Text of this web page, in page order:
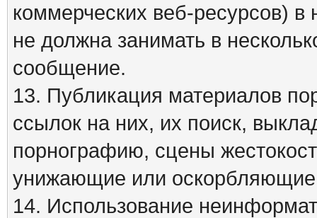
коммерческих веб-ресурсов) в
не должна занимать в
сообщение.
13. Публикация материалов
ссылок на них, их поиск,
порнографию, сцены
унижающие или оскорбляющие
14. Использование